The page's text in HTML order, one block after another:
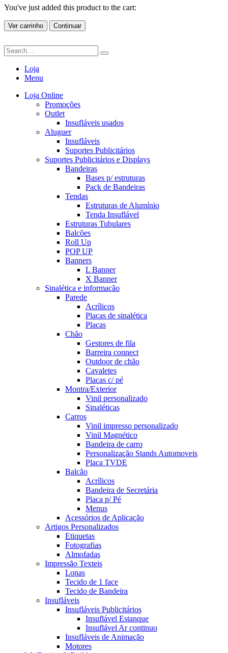
You've just added this product to the cart:
Ver carrinho Continuar
Loja
Menu
Loja Online
Promoções
Outlet
Insufláveis usados
Aluguer
Insufláveis
Suportes Publicitários
Suportes Publicitários e Displays
Bandeiras
Bases p/ estruturas
Pack de Bandeiras
Tendas
Estruturas de Alumínio
Tenda Insuflável
Estruturas Tubulares
Balcões
Roll Up
POP UP
Banners
L Banner
X Banner
Sinalética e informação
Parede
Acrílicos
Placas de sinalética
Placas
Chão
Gestores de fila
Barreira connect
Outdoor de chão
Cavaletes
Placas c/ pé
Montra/Exterior
Vinil personalizado
Sinaléticas
Carros
Vinil impresso personalizado
Vinil Magnético
Bandeira de carro
Personalização Stands Automoveis
Placa TVDE
Balcão
Acrílicos
Bandeira de Secretária
Placa p/ Pé
Menus
Acessórios de Aplicação
Artigos Personalizados
Etiquetas
Fotografias
Almofadas
Impressão Texteis
Lonas
Tecido de 1 face
Tecido de Bandeira
Insufláveis
Insufláveis Publicitários
Insuflável Estanque
Insuflável Ar continuo
Insufláveis de Animação
Motores